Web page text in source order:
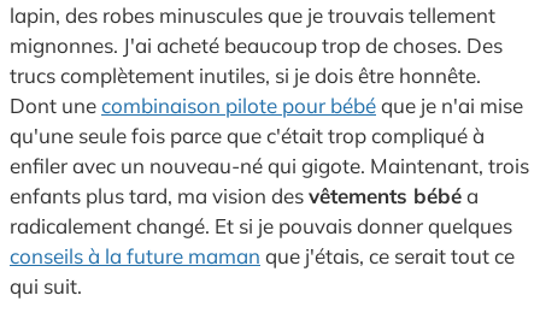
lapin, des robes minuscules que je trouvais tellement
mignonnes. J'ai acheté beaucoup trop de choses. Des
trucs complètement inutiles, si je dois être honnête.
Dont unecombinaison pilote pour bébéque je n'ai mise
qu'une seule fois parce que c'était trop compliqué à
enfiler avec un nouveau-né qui gigote. Maintenant, trois
enfants plus tard, ma vision desvêtements bébéa
radicalement changé. Et si je pouvais donner quelques
conseils à la future maman que j'étais, ce serait tout ce
qui suit.